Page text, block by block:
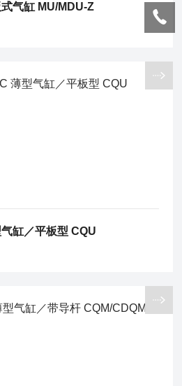
气缸 MU/MDU-Z
缸／平板型 CQU